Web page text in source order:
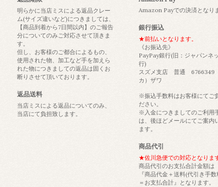
明らかに当店ミスによる返品クレー
ム(サイズ違いなど)につきましては、
【商品到着から7日間以内】のご報告
分についてのみご対応させて頂きま
す。
但し、お客様のご都合によるもの、
使用された物、加工など手を加えら
れた物につきましての返品は固くお
断りさせて頂いております。
返品送料
当店ミスによる返品についてのみ、
当店にて負担致します。
Amazon Payでの決済となり
銀行振込
★前払いとなります。
《お振込先》
PayPay銀行(旧：ジャパンネ
行)
スズメ支店 普通 6766349
カ）ザワ
※振込手数料はお客様にてご
ださい。
※入金につきましてのご利用
は、後ほどメールにてご案内
ます。
商品代引
★佐川急便での対応となりま
商品代引のお支払合計金額は
『商品代金＋送料(代引き手
＝お支払合計』となります。